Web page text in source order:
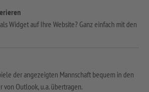
Widget auf Ihre Website? Ganz einfach mit den
der angezeigten Mannschaft bequem in den
von Outlook, u.a. übertragen.